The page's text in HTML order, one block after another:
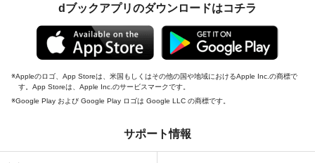
dブックアプリのダウンロードはコチラ
Appleのロゴ、App Storeは、米国もしくはその他の国や地域におけるApple Inc.の商標で
す。App Storeは、Apple Inc.のサービスマークです。
Google Play および Google Play ロゴは Google LLC の商標です。
サポート情報